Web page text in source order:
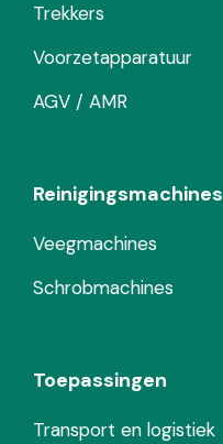
Trekkers
Voorzetapparatuur
AGV / AMR
Reinigingsmachines
Veegmachines
Schrobmachines
Toepassingen
Transport en logistiek